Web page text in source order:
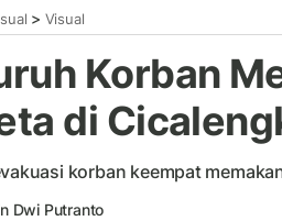
> Visual
Korban
di
korban keempat
Dwi Putranto